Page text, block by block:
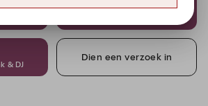
20:30
& DJ
Dien een verzoek in